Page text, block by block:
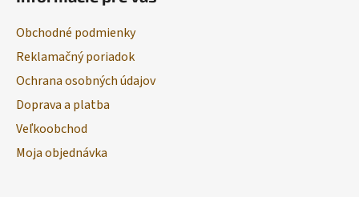
Obchodné podmienky
Reklamačný poriadok
Ochrana osobných údajov
Doprava a platba
Veľkoobchod
Moja objednávka